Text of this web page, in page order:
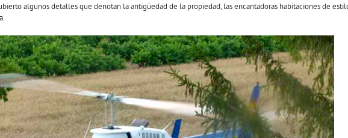
algunos detalles que denotan la antigüedad de la propiedad, las encantadoras habitaciones de